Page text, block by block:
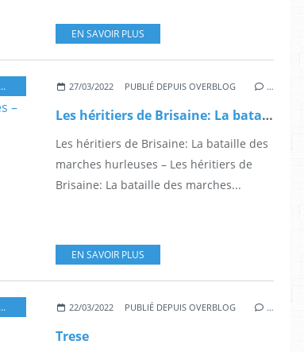
EN SAVOIR PLUS
CONTES FANTASY,FANTASTIQUE, ILLUSTRATION,IMAGES, LIVRES
27/03/2022 PUBLIÉ DEPUIS OVERBLOG …
Les héritiers de Brisaine: La bataille des marches hurleuses –
Les héritiers de Brisaine: La bataille des
marches hurleuses – Les héritiers de
Brisaine: La bataille des marches...
EN SAVOIR PLUS
COMICS, ENFER,EPOUVANTE ,FANTASTIQUE,FANTASY,
22/03/2022 PUBLIÉ DEPUIS OVERBLOG …
Trese